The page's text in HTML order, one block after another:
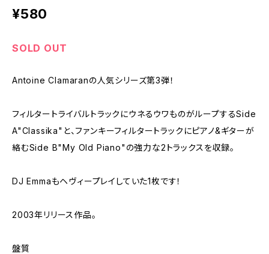
¥580
SOLD OUT
Antoine Clamaranの人気シリーズ第3弾！
フィルタートライバルトラックにウネるウワものがループするSide
A"Classika"と、ファンキーフィルタートラックにピアノ&ギターが
絡むSide B"My Old Piano"の強力な2トラックスを収録。
DJ Emmaもヘヴィープレイしていた1枚です！
2003年リリース作品。
盤質